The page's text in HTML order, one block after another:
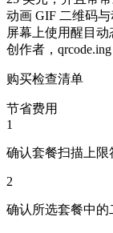
动画 GIF 二维码
屏幕上使用醒目
创作者，
购买检查清单
节省费用
1
确认套餐扫描上限
2
确认所选套餐中的